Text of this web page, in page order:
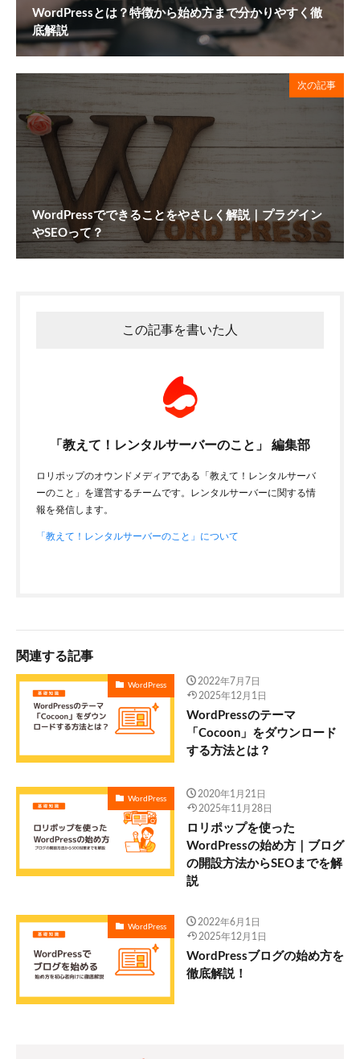
WordPressとは？特徴から始め方まで分かりやすく徹
底解説
次の記事
WordPressでできることをやさしく解説｜プラグイン
やSEOって？
この記事を書いた人
「教えて！レンタルサーバーのこと」 編集部
ロリポップのオウンドメディアである「教えて！レンタルサーバ
ーのこと」を運営するチームです。レンタルサーバーに関する情
報を発信します。
「教えて！レンタルサーバーのこと」について
関連する記事
WordPress
2022年7月7日
2025年12月1日
WordPressのテーマ
「Cocoon」をダウンロード
する方法とは？
WordPress
2020年1月21日
2025年11月28日
ロリポップを使った
WordPressの始め方｜ブログ
の開設方法からSEOまでを解
説
WordPress
2022年6月1日
2025年12月1日
WordPressブログの始め方を
徹底解説！